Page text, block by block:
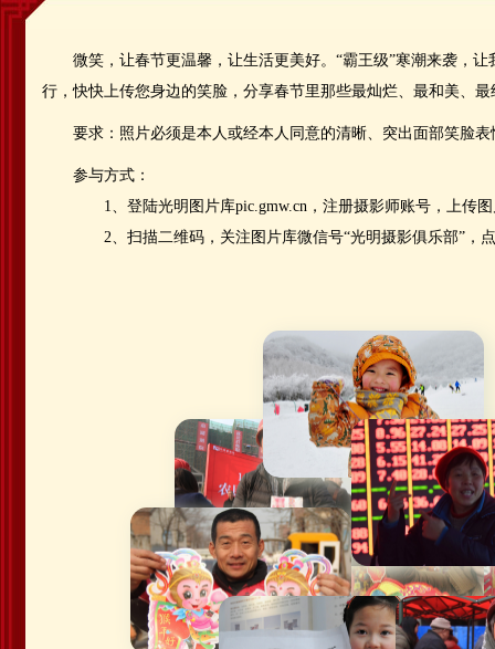
微笑，让春节更温馨，让生活更美好。“霸王级”寒潮来袭，
行，快快上传您身边的笑脸，分享春节里那些最灿烂、最和美、最
要求：照片必须是本人或经本人同意的清晰、突出面部笑脸表
参与方式：
1、登陆光明图片库pic.gmw.cn，注册摄影师账号，上传
2、扫描二维码，关注图片库微信号“光明摄影俱乐部”，